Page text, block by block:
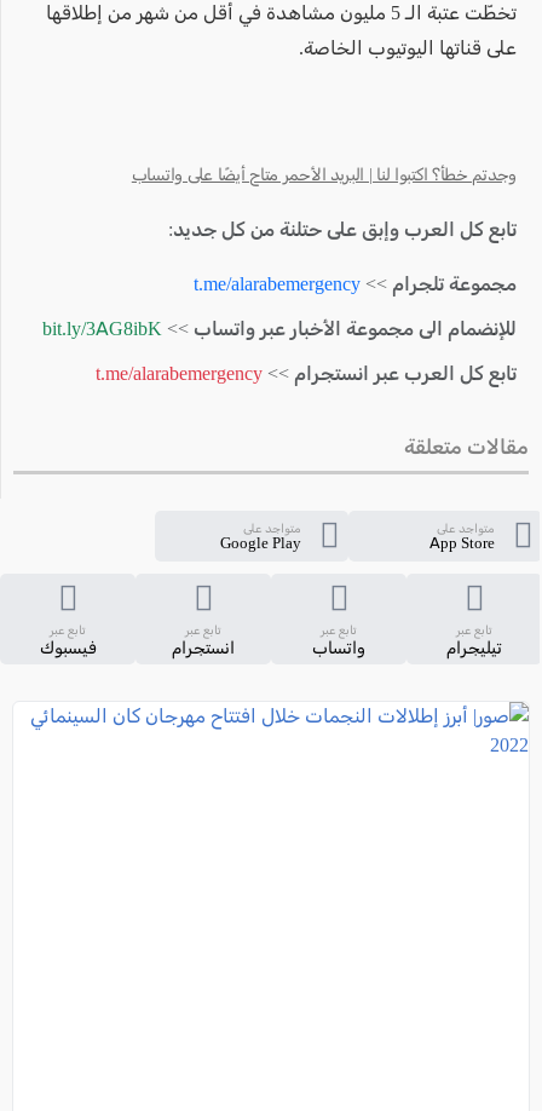
تخطّت عتبة الـ 5 مليون مشاهدة في أقل من شهر من إطلاقها
على قناتها اليوتيوب الخاصة.
وجدتم خطأ؟ اكتبوا لنا | البريد الأحمر متاح أيضًا على واتساب
تابع كل العرب وإبق على حتلنة من كل جديد:
مجموعة تلجرام >> t.me/alarabemergency
للإنضمام الى مجموعة الأخبار عبر واتساب >> bit.ly/3AG8ibK
تابع كل العرب عبر انستجرام >> t.me/alarabemergency
مقالات متعلقة
متواجد على
App Store
متواجد على
Google Play
تابع عبر
تيليجرام
تابع عبر
واتساب
تابع عبر
انستجرام
تابع عبر
فيسبوك